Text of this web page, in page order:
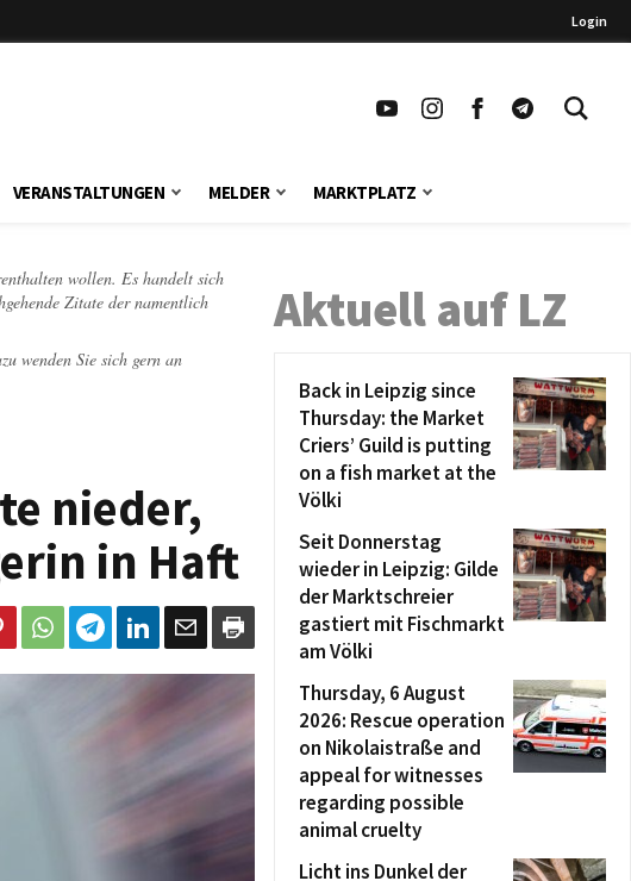
Login
VERANSTALTUNGEN MELDER MARKTPLATZ
wollen. Es handelt sich
Zitate der namentlich
wenden Sie sich gern an
nieder,
in Haft
Aktuell auf LZ
Back in Leipzig since
Thursday: the Market
Criers’ Guild is putting
on a fish market at the
Völki
Seit Donnerstag
wieder in Leipzig: Gilde
der Marktschreier
gastiert mit Fischmarkt
am Völki
Thursday, 6 August
2026: Rescue operation
on Nikolaistraße and
appeal for witnesses
regarding possible
animal cruelty
Licht ins Dunkel der